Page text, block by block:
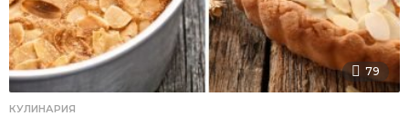
79
КУЛИНАРИЯ